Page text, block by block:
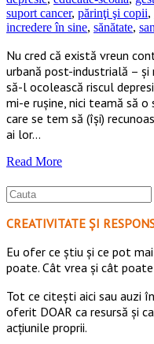
suport cancer, părinţi şi copii,
incredere în sine, sănătate,
Nu cred că există vreun
urbană post-industrială –
să-l ocolească riscul
mi-e ruşine, nici teamă să o
care se tem să (îşi)
ai lor…
Read More
CREATIVITATE ȘI
Eu ofer ce ştiu şi ce pot
poate. Cât vrea şi cât
Tot ce citești aici sau auzi
oferit DOAR ca resursă şi
acţiunile proprii.